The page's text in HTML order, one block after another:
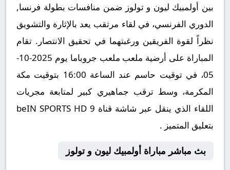
بين أولمبيك ليون و تولوز ضمن منافسات بطولة فرنسا,
الدوري الفرنسي، في لقاء مرتقب يعد بالإثارة والتشويق
نظراً لقوة الفريقين ورغبتهما في تحقيق الانتصار. تقام
المباراة على أرضية ملعب ملعب جروباما يوم 2025-10-
05، في توقيت حاسم عند الساعة 16:00 بتوقيت مكة
المكرمة، وسط ترقب جماهيري كبير لمتابعة مجريات
اللقاء الذي ينقل عبر شاشة قناة beIN SPORTS HD 9
بتعليق المتميز .
بث مباشر مباراة أولمبيك ليون و تولوز